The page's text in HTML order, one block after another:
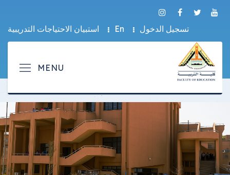
تسجيل الدخول En استبيان الاحتياجات التدريبية